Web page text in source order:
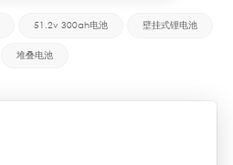
51.2v 300ah电池 壁挂式锂电池
堆叠电池